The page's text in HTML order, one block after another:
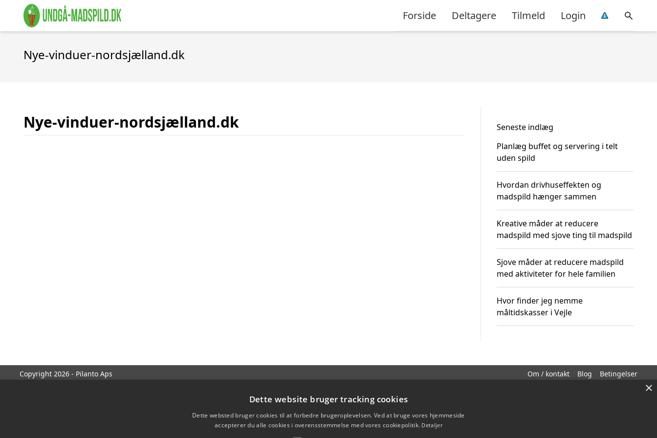
Forside Deltagere Tilmeld Login
Nye-vinduer-nordsjælland.dk
Nye-vinduer-nordsjælland.dk
Seneste indlæg
Planlæg buffet og servering i telt
uden spild
Hvordan drivhuseffekten og
madspild hænger sammen
Kreative måder at reducere
madspild med sjove ting til madspild
Sjove måder at reducere madspild
med aktiviteter for hele familien
Hvor finder jeg nemme
måltidskasser i Vejle
Copyright 2026 - Pilanto Aps Om / kontakt Blog Betingelser
×
Dette website bruger tracking cookies
Dette websted bruger cookies til at forbedre brugeroplevelsen. Ved at bruge vores hjemmeside
accepterer du alle cookies i overensstemmelse med vores cookiepolitik. Detaljer